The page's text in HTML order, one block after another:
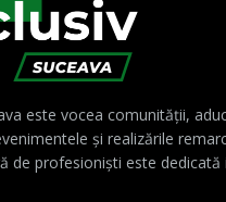
este vocea comunității,
și realizările
de profesioniști este